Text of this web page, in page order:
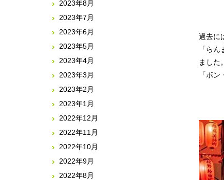
過去に
「ら
ました
「ボ
2023年8月
2023年7月
2023年6月
2023年5月
2023年4月
2023年3月
2023年2月
2023年1月
2022年12月
2022年11月
2022年10月
2022年9月
2022年8月